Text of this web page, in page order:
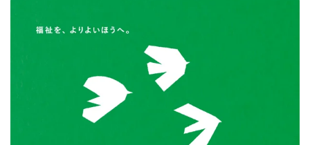
◎イベント参加学生募集のための広報
●福祉系大学での授業内広報（関東、関西にある福祉系
大学の授業時間にお邪魔し、イベントの告知をします）
●キャリアセンター、実習指導室等との関係作り
●SNS広告の運用（投稿準備やタイミングのよい投稿実